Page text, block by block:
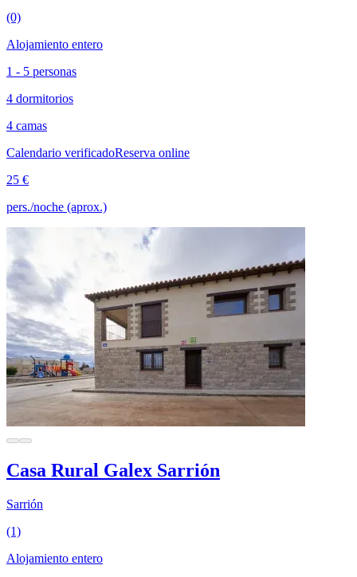
(0)
Alojamiento entero
1 - 5 personas
4 dormitorios
4 camas
Calendario verificadoReserva online
25 €
pers./noche (aprox.)
Casa Rural Galex Sarrión
Sarrión
(1)
Alojamiento entero